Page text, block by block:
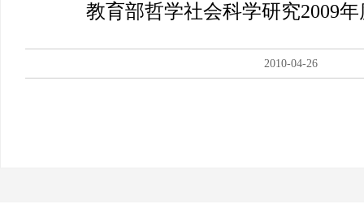
教育部哲学社会科学研究2009
2010-04-26